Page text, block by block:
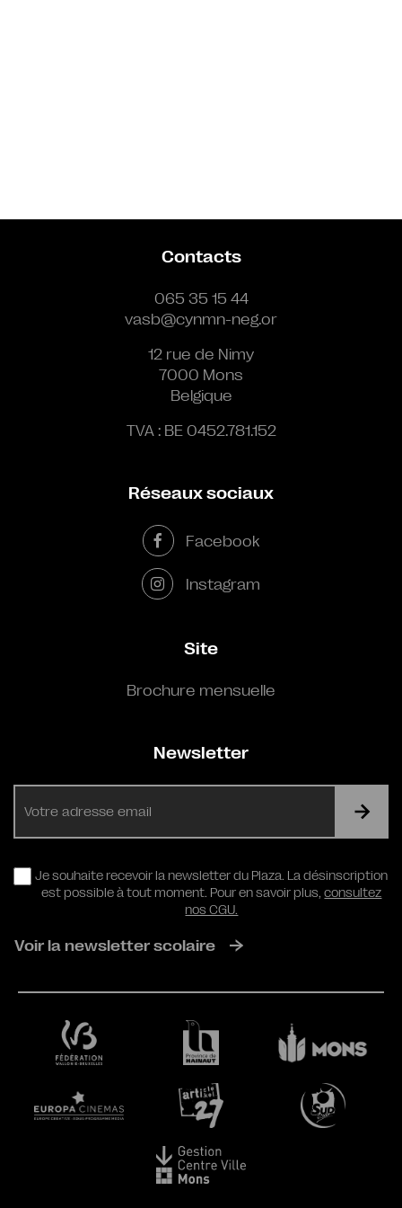
Contacts
065 35 15 44
vasb@cynmn-neg.or
12 rue de Nimy
7000 Mons
Belgique
TVA : BE 0452.781.152
Réseaux sociaux
Facebook
Instagram
Site
Brochure mensuelle
Newsletter
RGPD
Je souhaite recevoir la newsletter du Plaza. La désinscription
est possible à tout moment. Pour en savoir plus,consultez
nos CGU.
Voir la newsletter scolaire